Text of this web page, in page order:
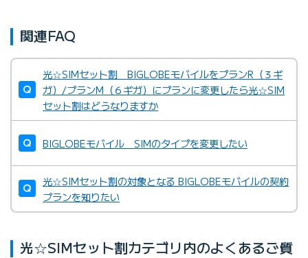
関連FAQ
光☆SIMセット割 BIGLOBEモバイルをプランR（３ギ
ガ）/プランM（６ギガ）にプランに変更したら光☆SIM
セット割はどうなりますか
BIGLOBEモバイル SIMのタイプを変更したい
光☆SIMセット割の対象となる BIGLOBEモバイルの契約
プランを知りたい
光☆SIMセット割カテゴリ内のよくあるご質